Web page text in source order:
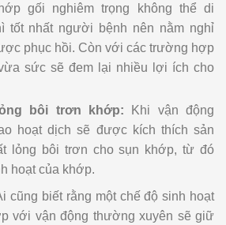
gối nghiêm trọng không thể di
tốt nhất người bệnh nên nằm nghỉ
phục hồi. Còn với các trường hợp
sức sẽ đem lại nhiều lợi ích cho
bôi trơn khớp: Khi vận động
hoạt dịch sẽ được kích thích sản
lỏng bôi trơn cho sụn khớp, từ đó
hoạt của khớp.
cũng biết rằng một chế độ sinh hoạt
với vận động thường xuyên sẽ giữ